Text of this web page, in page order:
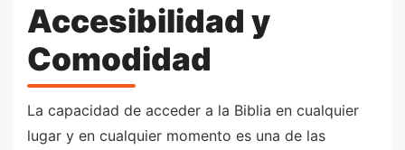
Accesibilidad y
Comodidad
La capacidad de acceder a la Biblia en cualquier
lugar y en cualquier momento es una de las